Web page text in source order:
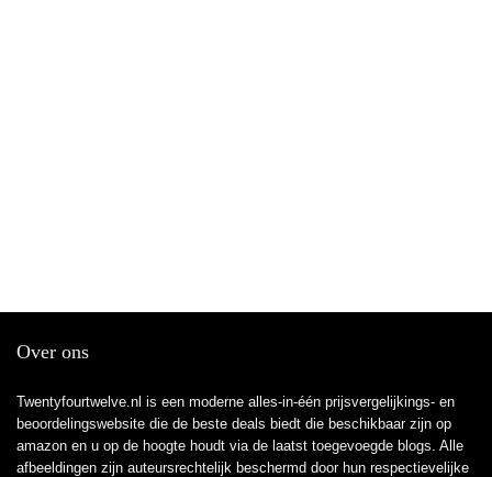
Over ons
Twentyfourtwelve.nl is een moderne alles-in-één prijsvergelijkings- en
beoordelingswebsite die de beste deals biedt die beschikbaar zijn op
amazon en u op de hoogte houdt via de laatst toegevoegde blogs. Alle
afbeeldingen zijn auteursrechtelijk beschermd door hun respectievelijke